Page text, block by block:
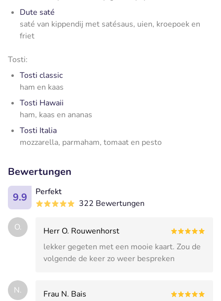
Dute saté
saté van kippendij met satésaus, uien, kroepoek en
friet
Tosti:
Tosti classic
ham en kaas
Tosti Hawaii
ham, kaas en ananas
Tosti Italia
mozzarella, parmaham, tomaat en pesto
Bewertungen
9.9
Perfekt
322 Bewertungen
O.
Herr O. Rouwenhorst
lekker gegeten met een mooie kaart. Zou de
volgende de keer zo weer bespreken
N.
Frau N. Bais